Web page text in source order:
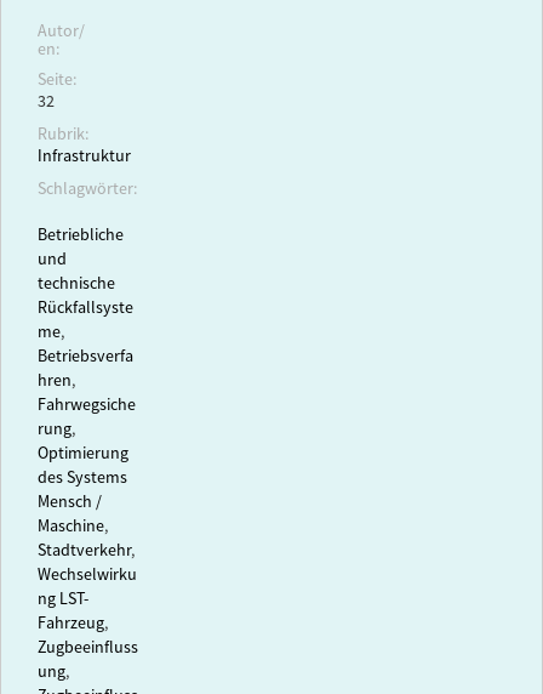
Autor/
en:
Seite:
32
Rubrik:
Infrastruktur
Schlagwörter:
Betriebliche
und
technische
Rückfallsyste
me,
Betriebsverfa
hren,
Fahrwegsiche
rung,
Optimierung
des Systems
Mensch /
Maschine,
Stadtverkehr,
Wechselwirku
ng LST-
Fahrzeug,
Zugbeeinfluss
ung,